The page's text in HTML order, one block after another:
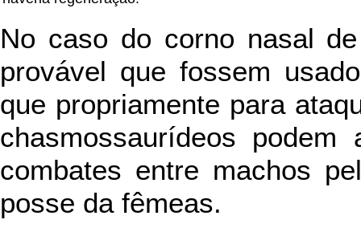
No caso do corno nasal
provável que fossem
que propriamente para
chasmossaurídeos
combates entre machos
posse da fêmeas.